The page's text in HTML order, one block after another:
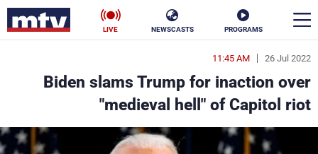
PROGRAMS
NEWSCASTS
LIVE
26 Jul 2022
11:45 AM
Biden slams Trump for inaction over
"medieval hell" of Capitol riot
en
الأخبار
سياسة ناس